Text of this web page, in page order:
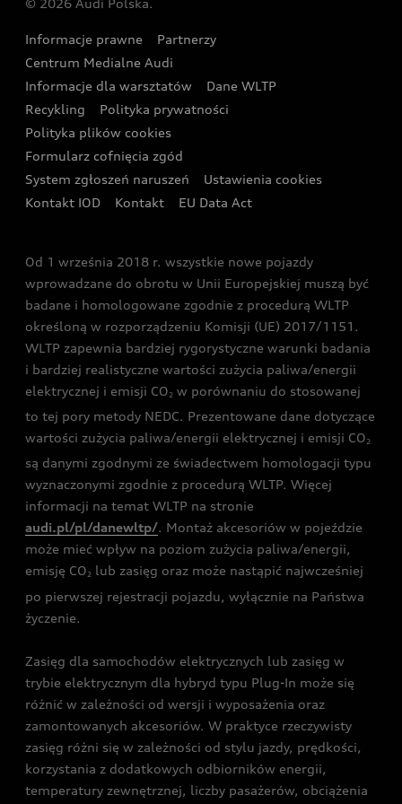
Wyszukaj najbliższego Partnera Audi
Oferta dla przedsiębiorców
Oferta dla klientów prywatnych
Kalkulator rat
Ubezpieczenie
Audi exclusive
Zasięg
Gwarancja
Akcje serwisowe Audi
Katalog online akcesoriów
Audi i Muzeum Sztuki Nowoczesnej w Warszawie
Audi driving experience
Audi quattro Cup
Audi i Puchar Świata w Skokach Narciarskich w
Zakopanem
© 2026 Audi Polska.
Informacje prawne
Partnerzy
Centrum Medialne Audi
Informacje dla warsztatów
Dane WLTP
Recykling
Polityka prywatności
Polityka plików cookies
Formularz cofnięcia zgód
System zgłoszeń naruszeń
Ustawienia cookies
Kontakt IOD
Kontakt EU Data Act
Od 1 września 2018 r. wszystkie nowe pojazdy
wprowadzane do obrotu w Unii Europejskiej muszą być
badane i homologowane zgodnie z procedurą WLTP
określoną w rozporządzeniu Komisji (UE) 2017/1151.
WLTP zapewnia bardziej rygorystyczne warunki badania
i bardziej realistyczne wartości zużycia paliwa/energii
elektrycznej i emisji CO2 w porównaniu do stosowanej
to tej pory metody NEDC. Prezentowane dane dotyczące
wartości zużycia paliwa/energii elektrycznej i emisji CO2
są danymi zgodnymi ze świadectwem homologacji typu
wyznaczonymi zgodnie z procedurą WLTP. Więcej
informacji na temat WLTP na stronie
audi.pl/pl/danewltp/. Montaż akcesoriów w pojeździe
może mieć wpływ na poziom zużycia paliwa/energii,
emisję CO2 lub zasięg oraz może nastąpić najwcześniej
po pierwszej rejestracji pojazdu, wyłącznie na Państwa
życzenie.
Zasięg dla samochodów elektrycznych lub zasięg w
trybie elektrycznym dla hybryd typu Plug-In może się
różnić w zależności od wersji i wyposażenia oraz
zamontowanych akcesoriów. W praktyce rzeczywisty
zasięg różni się w zależności od stylu jazdy, prędkości,
korzystania z dodatkowych odbiorników energii,
temperatury zewnętrznej, liczby pasażerów, obciążenia